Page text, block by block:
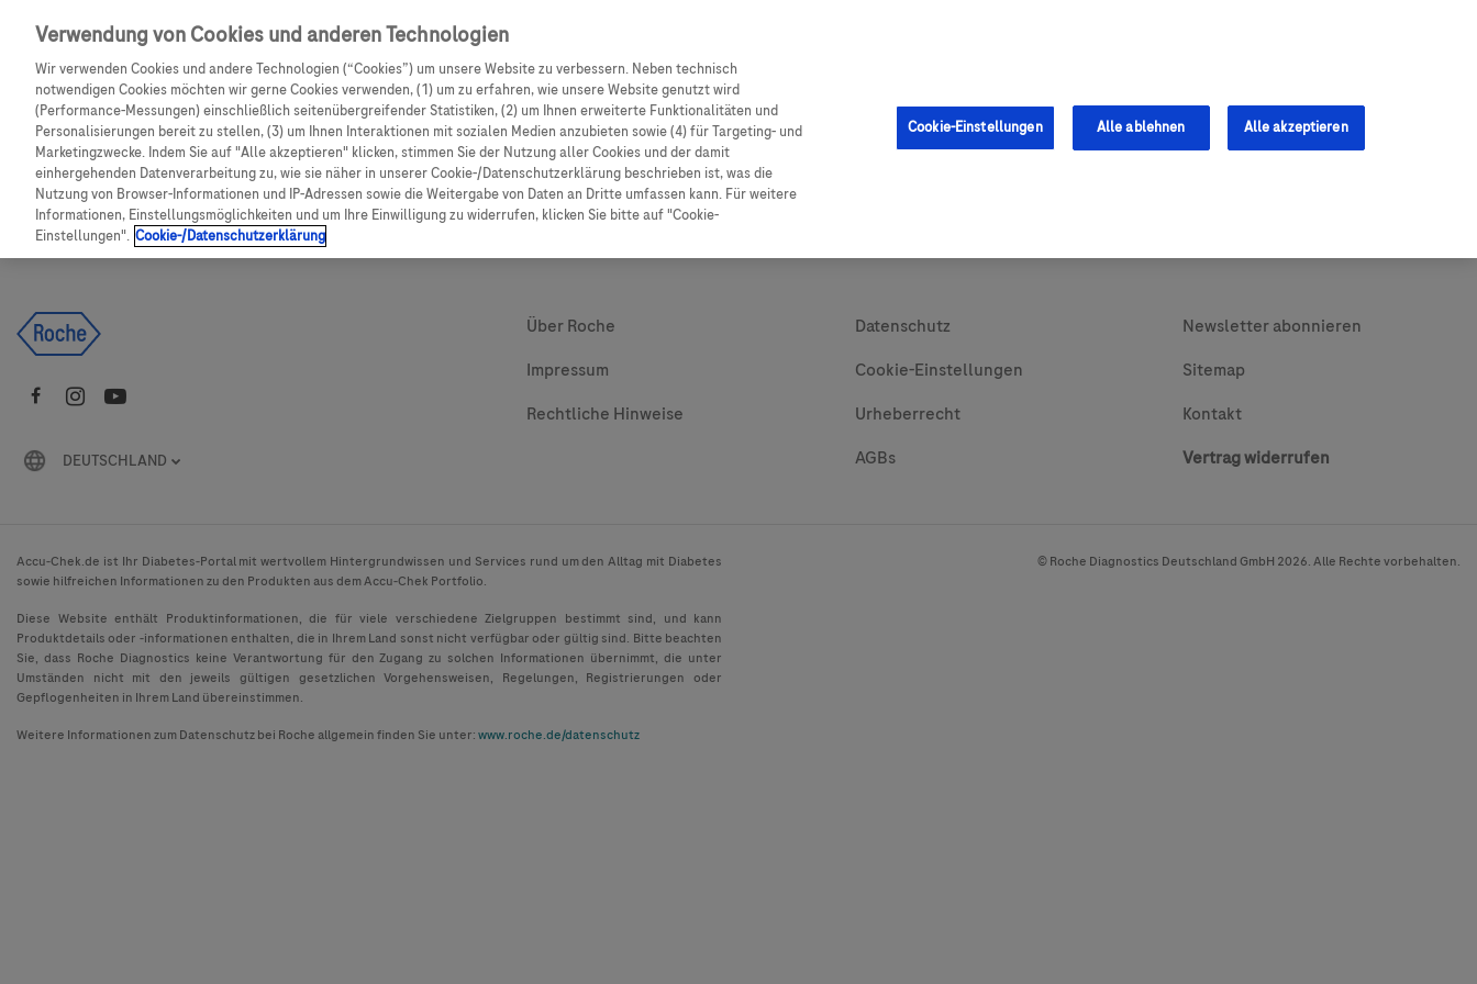
Skip to main content
CGM Testsensor bestellen CGM Sensor Produkte Ratgeber Diabetes
Produkte Artikel
Es tut uns leid, aber es gibt keine Ergebnisse für:
DEUTSCHLAND
Über Roche
Impressum
Rechtliche Hinweise
Datenschutz
Cookie-Einstellungen
Urheberrecht
AGBs
Newsletter abonnieren
Sitemap
Kontakt
Vertrag widerrufen
Accu-Chek.de ist Ihr Diabetes-Portal mit wertvollem Hintergrundwissen und Services rund um den Alltag mit Diabetes
sowie hilfreichen Informationen zu den Produkten aus dem Accu-Chek Portfolio.
Diese Website enthält Produktinformationen, die für viele verschiedene Zielgruppen bestimmt sind, und kann
Produktdetails oder -informationen enthalten, die in Ihrem Land sonst nicht verfügbar oder gültig sind. Bitte beachten
Sie, dass Roche Diagnostics keine Verantwortung für den Zugang zu solchen Informationen übernimmt, die unter
Umständen nicht mit den jeweils gültigen gesetzlichen Vorgehensweisen, Regelungen, Registrierungen oder
Gepflogenheiten in Ihrem Land übereinstimmen.
Weitere Informationen zum Datenschutz bei Roche allgemein finden Sie unter:www.roche.de/datenschutz
© Roche Diagnostics Deutschland GmbH 2026. Alle Rechte vorbehalten.
Verwendung von Cookies und anderen Technologien
Wir verwenden Cookies und andere Technologien (“Cookies”) um unsere Website zu verbessern. Neben technisch
notwendigen Cookies möchten wir gerne Cookies verwenden, (1) um zu erfahren, wie unsere Website genutzt wird
(Performance-Messungen) einschließlich seitenübergreifender Statistiken, (2) um Ihnen erweiterte Funktionalitäten und
Personalisierungen bereit zu stellen, (3) um Ihnen Interaktionen mit sozialen Medien anzubieten sowie (4) für Targeting- und
Marketingzwecke. Indem Sie auf "Alle akzeptieren" klicken, stimmen Sie der Nutzung aller Cookies und der damit
einhergehenden Datenverarbeitung zu, wie sie näher in unserer Cookie-/Datenschutzerklärung beschrieben ist, was die
Nutzung von Browser-Informationen und IP-Adressen sowie die Weitergabe von Daten an Dritte umfassen kann. Für weitere
Informationen, Einstellungsmöglichkeiten und um Ihre Einwilligung zu widerrufen, klicken Sie bitte auf "Cookie-
Einstellungen". Cookie-/Datenschutzerklärung
Cookie-Einstellungen Alle ablehnen Alle akzeptieren